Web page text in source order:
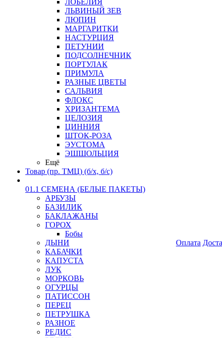
ЛОБЕЛИЯ
ЛЬВИНЫЙ ЗЕВ
ЛЮПИН
МАРГАРИТКИ
НАСТУРЦИЯ
ПЕТУНИИ
ПОДСОЛНЕЧНИК
ПОРТУЛАК
ПРИМУЛА
РАЗНЫЕ ЦВЕТЫ
САЛЬВИЯ
ФЛОКС
ХРИЗАНТЕМА
ЦЕЛОЗИЯ
ЦИННИЯ
ШТОК-РОЗА
ЭУСТОМА
ЭШШОЛЬЦИЯ
Ещё
Товар (пр. ТМЦ) (б/х, б/с)
01.1 СЕМЕНА (БЕЛЫЕ ПАКЕТЫ)
АРБУЗЫ
БАЗИЛИК
БАКЛАЖАНЫ
ГОРОХ
Бобы
ДЫНИ
КАБАЧКИ
КАПУСТА
ЛУК
МОРКОВЬ
ОГУРЦЫ
ПАТИССОН
ПЕРЕЦ
ПЕТРУШКА
РАЗНОЕ
РЕДИС
Оплата